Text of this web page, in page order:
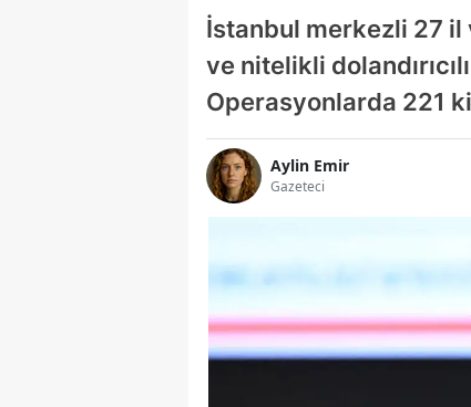
İstanbul merkezli 27 il
ve nitelikli
Operasyonlarda 221
Aylin Emir
Gazeteci